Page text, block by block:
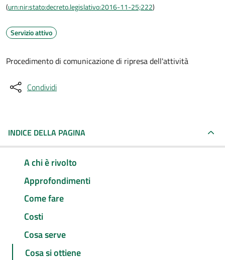
(urn:nir:stato:decreto.legislativo:2016-11-25;222)
Servizio attivo
Procedimento di comunicazione di ripresa dell'attività
Condividi
INDICE DELLA PAGINA
A chi è rivolto
Approfondimenti
Come fare
Costi
Cosa serve
Cosa si ottiene